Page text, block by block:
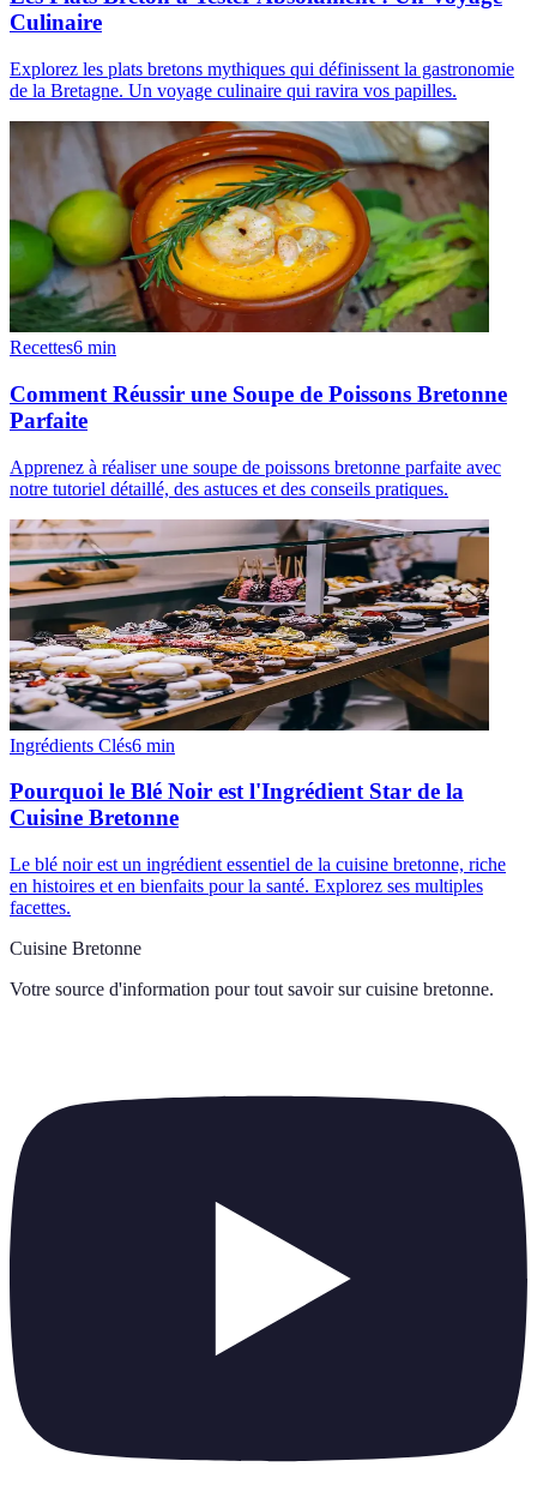
Culinaire
Explorez les plats bretons mythiques qui définissent la gastronomie
de la Bretagne. Un voyage culinaire qui ravira vos papilles.
Recettes6 min
Comment Réussir une Soupe de Poissons Bretonne
Parfaite
Apprenez à réaliser une soupe de poissons bretonne parfaite avec
notre tutoriel détaillé, des astuces et des conseils pratiques.
Ingrédients Clés6 min
Pourquoi le Blé Noir est l'Ingrédient Star de la
Cuisine Bretonne
Le blé noir est un ingrédient essentiel de la cuisine bretonne, riche
en histoires et en bienfaits pour la santé. Explorez ses multiples
facettes.
Cuisine Bretonne
Votre source d'information pour tout savoir sur cuisine bretonne.